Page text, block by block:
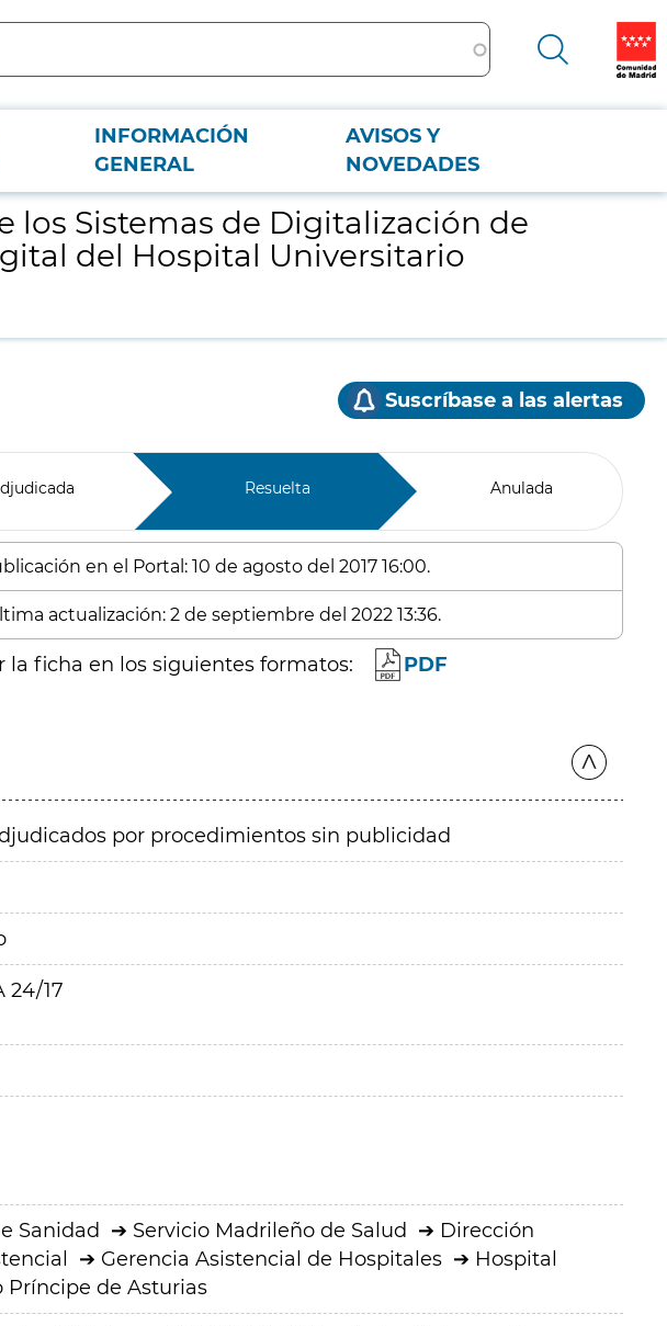
INFORMACIÓN
GENERAL
AVISOS Y
NOVEDADES
a la Radiología Digital del Hospital Universitario Príncipe de Asturias
los Sistemas de Digitalización de
del Hospital Universitario
Suscríbase a las alertas
Resuelta Anulada
en el Portal: 10 de agosto del 2017 16:00.
actualización: 2 de septiembre del 2022 13:36.
la ficha en los siguientes formatos: PDF
por procedimientos sin publicidad
24/17
Sanidad Servicio Madrileño de Salud
Dirección
Gerencia Asistencial de Hospitales
Hospital
Príncipe de Asturias